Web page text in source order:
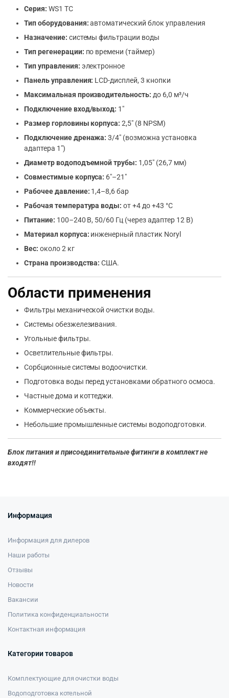
Серия: WS1 TC
Тип оборудования:автоматический блок управления
Назначение: системы фильтрации воды
Тип регенерации: по времени (таймер)
Тип управления: электронное
Панель управления: LCD-дисплей, 3 кнопки
Максимальная производительность: до 6,0 м³/ч
Подключение вход/выход: 1″
Размер горловины корпуса: 2,5″ (8 NPSM)
Подключение дренажа: 3/4″ (возможна установка
адаптера 1″)
Диаметр водоподъемной трубы: 1,05″ (26,7 мм)
Совместимые корпуса: 6″–21″
Рабочее давление: 1,4–8,6 бар
Рабочая температура воды: от +4 до +43 °C
Питание: 100–240 В, 50/60 Гц (через адаптер 12 В)
Материал корпуса: инженерный пластик Noryl
Вес: около 2 кг
Страна производства: США.
Области применения
Фильтры механической очистки воды.
Системы обезжелезивания.
Угольные фильтры.
Осветлительные фильтры.
Сорбционные системы водоочистки.
Подготовка воды перед установками обратного осмоса.
Частные дома и коттеджи.
Коммерческие объекты.
Небольшие промышленные системы водоподготовки.
Блок питания и присоединительные фитинги в комплект не
входят!!
Информация
Информация для дилеров
Наши работы
Отзывы
Новости
Вакансии
Политика конфиденциальности
Контактная информация
Категории товаров
Комплектующие для очистки воды
Водоподготовка котельной